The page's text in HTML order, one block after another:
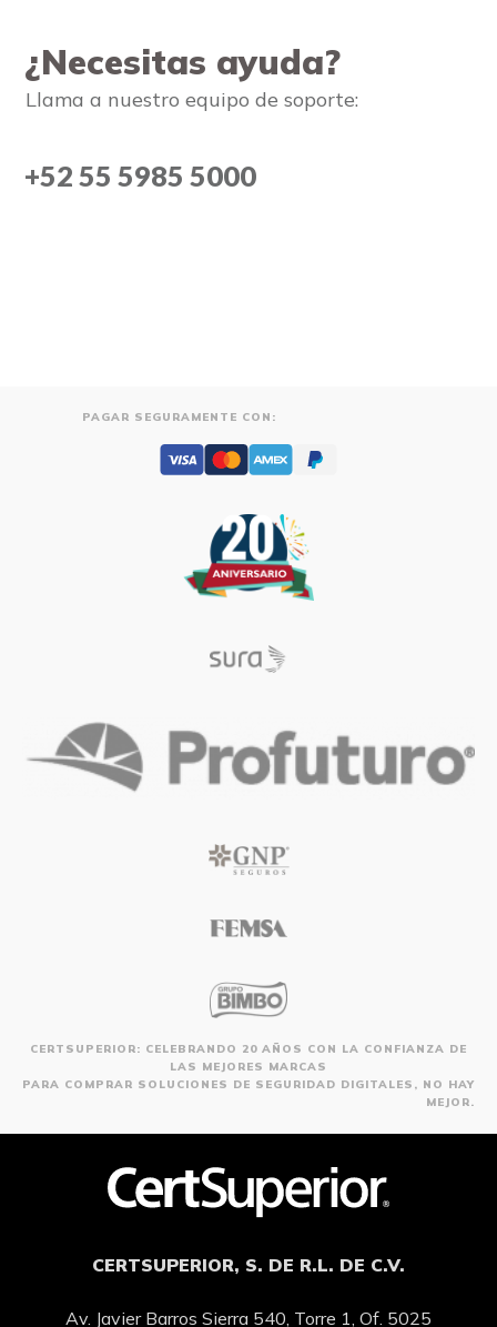
¿Necesitas ayuda?
Llama a nuestro equipo de soporte:
+52 55 5985 5000
PAGAR SEGURAMENTE CON:
CERTSUPERIOR: CELEBRANDO 20 AÑOS CON LA CONFIANZA DE
LAS MEJORES MARCAS
PARA COMPRAR SOLUCIONES DE SEGURIDAD DIGITALES, NO HAY
MEJOR.
CERTSUPERIOR, S. DE R.L. DE C.V.
Av. Javier Barros Sierra 540, Torre 1, Of. 5025